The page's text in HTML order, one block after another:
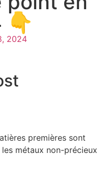
👇
2024
premières sont
métaux non-précieux